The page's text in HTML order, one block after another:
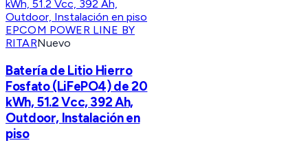
EPCOM POWER LINE BY
RITARNuevo
Batería de Litio Hierro
Fosfato (LiFePO4) de 20
kWh, 51.2 Vcc, 392 Ah,
Outdoor, Instalación en
piso